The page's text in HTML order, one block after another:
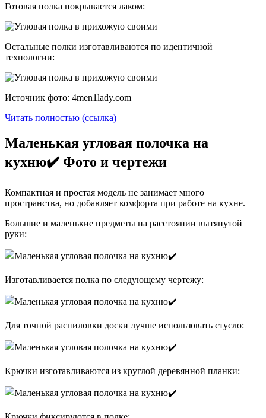
Готовая полка покрывается лаком:
Остальные полки изготавливаются по идентичной
технологии:
Источник фото: 4men1lady.com
Читать полностью (ссылка)
Маленькая угловая полочка на
кухню✔️ Фото и чертежи
Компактная и простая модель не занимает много
пространства, но добавляет комфорта при работе на кухне.
Большие и маленькие предметы на расстоянии вытянутой
руки:
Изготавливается полка по следующему чертежу:
Для точной распиловки доски лучше использовать стусло:
Крючки изготавливаются из круглой деревянной планки: